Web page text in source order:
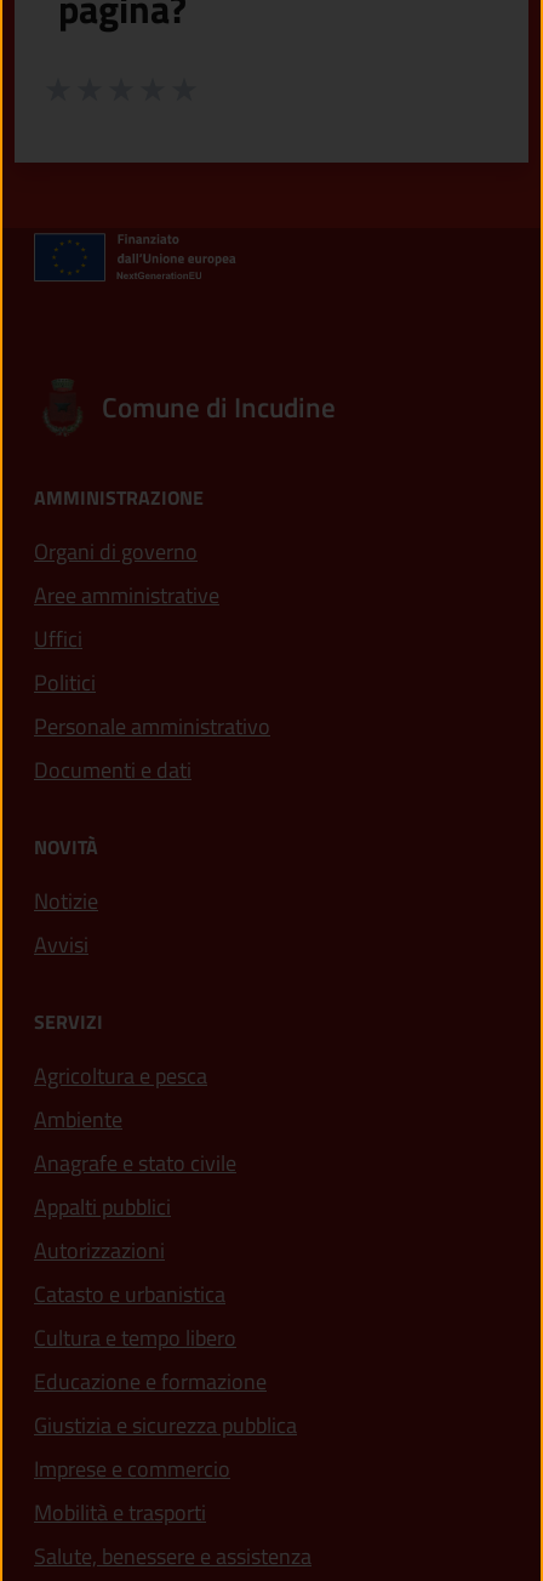
Comune di Incudine
AMMINISTRAZIONE
Organi di governo
Aree amministrative
Uffici
Politici
Personale amministrativo
Documenti e dati
NOVITÀ
Notizie
Avvisi
SERVIZI
Agricoltura e pesca
Ambiente
Anagrafe e stato civile
Appalti pubblici
Autorizzazioni
Catasto e urbanistica
Cultura e tempo libero
Educazione e formazione
Giustizia e sicurezza pubblica
Imprese e commercio
Mobilità e trasporti
Salute, benessere e assistenza